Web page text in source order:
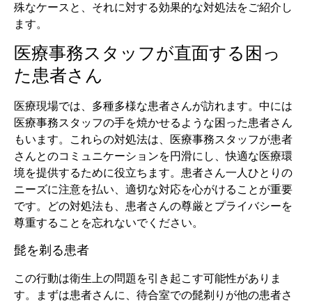
殊なケースと、それに対する効果的な対処法をご紹介し
ます。
医療事務スタッフが直面する困っ
た患者さん
医療現場では、多種多様な患者さんが訪れます。中には
医療事務スタッフの手を焼かせるような困った患者さん
もいます。これらの対処法は、医療事務スタッフが患者
さんとのコミュニケーションを円滑にし、快適な医療環
境を提供するために役立ちます。患者さん一人ひとりの
ニーズに注意を払い、適切な対応を心がけることが重要
です。どの対処法も、患者さんの尊厳とプライバシーを
尊重することを忘れないでください。
髭を剃る患者
この行動は衛生上の問題を引き起こす可能性がありま
す。まずは患者さんに、待合室での髭剃りが他の患者さ